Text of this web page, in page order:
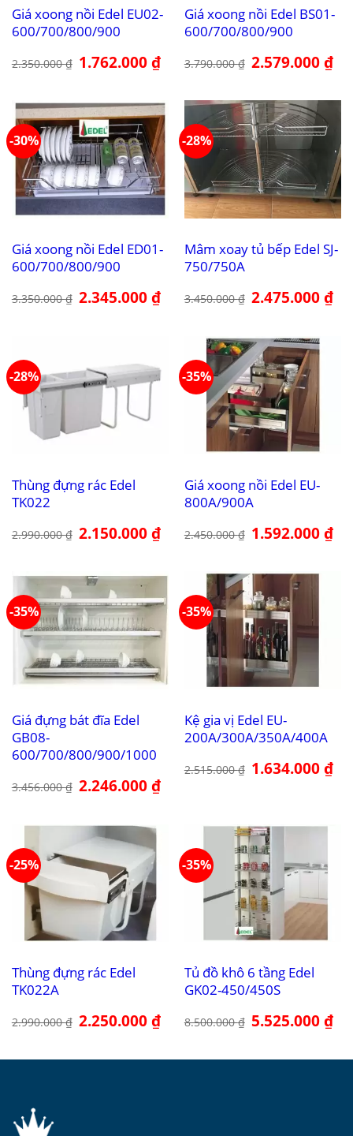
Giá xoong nồi Edel EU02-
600/700/800/900
2.350.000₫ Giá
gốc
1.762.000₫Giá
hiện
1.762.000 ₫.
Giá xoong nồi Edel BS01-
600/700/800/900
3.790.000₫ Giá
gốc
2.579.000₫Giá
-30%
Giá xoong nồi Edel ED01-
600/700/800/900
3.350.000₫ Giá
gốc
2.345.000₫Giá
hiện
2.345.000 ₫.
-28%
Mâm xoay tủ bếp Edel SJ-
750/750A
3.450.000₫ Giá
gốc
2.475.000₫Giá
-28%
Thùng đựng rác Edel
TK022
2.990.000₫ Giá
gốc
2.150.000₫Giá
hiện
2.150.000 ₫.
-35%
Giá xoong nồi Edel EU-
800A/900A
2.450.000₫ Giá
gốc
1.592.000₫Giá
-35%
Giá đựng bát đĩa Edel
GB08-
600/700/800/900/1000
3.456.000₫ Giá
gốc
2.246.000₫Giá
hiện
2.246.000 ₫.
-35%
Kệ gia vị Edel EU-
200A/300A/350A/400A
2.515.000₫ Giá
gốc
1.634.000₫Giá
-25%
Thùng đựng rác Edel
TK022A
2.990.000₫ Giá
gốc
2.250.000₫Giá
hiện
2.250.000 ₫.
-35%
Tủ đồ khô 6 tầng Edel
GK02-450/450S
8.500.000₫ Giá
gốc
5.525.000₫Giá